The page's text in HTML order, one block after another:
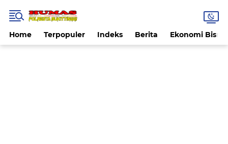
Home Terpopuler Indeks Berita Ekonomi Bisnis